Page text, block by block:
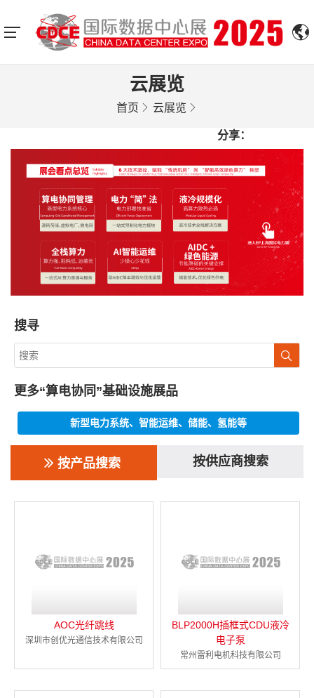
云展览
首页 云展览
分享：
搜寻
更多“算电协同”基础设施展品
新型电力系统、智能运维、储能、氢能等
按产品搜索 按供应商搜索
AOC光纤跳线
深圳市创优光通信技术有限公司
BLP2000H插框式CDU液冷
电子泵
常州雷利电机科技有限公司